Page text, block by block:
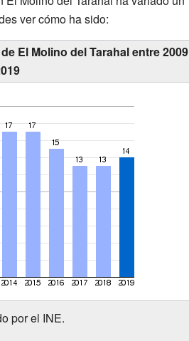
ver cómo ha sido:
El Molino del Tarahal entre 2009
por el INE.